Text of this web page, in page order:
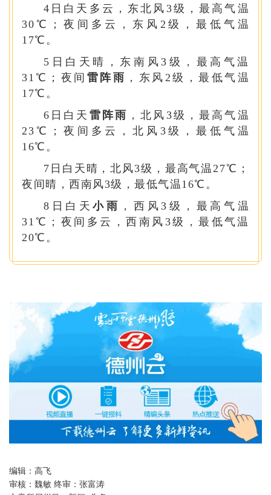
4日白天多云，东北风3级，最高气温
30℃；夜间多云，东风2级，最低气温
17℃。
5日白天晴，东南风3级，最高气温
31℃；夜间 雷阵雨 ，东风2级，最低气温
17℃。
6日白天 雷阵雨 ，北风3级，最高气温
23℃；夜间多云，北风3级，最低气温
16℃。
7日白天晴，北风3级，最高气温27℃；
夜间晴，西南风3级，最低气温16℃。
8日白天小雨 ，西风3级，最高气温
31℃；夜间多云，西南风3级，最低气温
20℃。
编辑： 高飞
审核： 魏敏 终审：张富涛